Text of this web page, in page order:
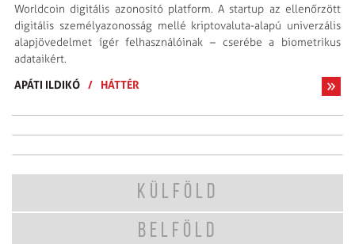
Worldcoin digitális azonosító platform. A startup az ellenőrzött
digitális személyazonosság mellé kriptovaluta-alapú univerzális
alapjövedelmet ígér felhasználóinak – cserébe a biometrikus
adataikért.
APÁTI ILDIKÓ / HÁTTÉR
KÜLFÖLD
BELFÖLD